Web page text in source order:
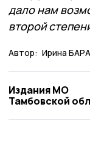
дало нам
второй
Автор: Ирина
Издания МО
Тамбовской